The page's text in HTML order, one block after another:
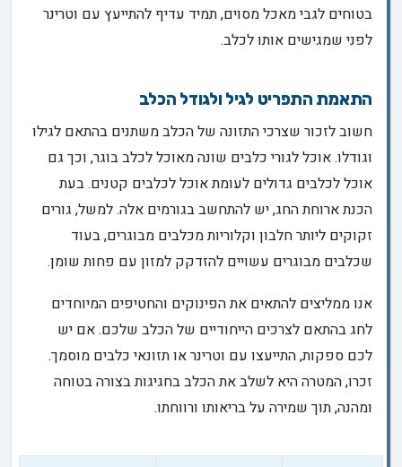
בטוחים לגבי מאכל מסוים, תמיד עדיף להתייעץ עם וטרינר
לפני שמגישים אותו לכלב.
התאמת התפריט לגיל ולגודל הכלב
חשוב לזכור שצרכי התזונה של הכלב משתנים בהתאם לגילו
וגודלו. אוכל לגורי כלבים שונה מאוכל לכלב בוגר, וכך גם
אוכל לכלבים גדולים לעומת אוכל לכלבים קטנים. בעת
הכנת ארוחת החג, יש להתחשב בגורמים אלה. למשל, גורים
זקוקים ליותר חלבון וקלוריות מכלבים מבוגרים, בעוד
שכלבים מבוגרים עשויים להזדקק למזון עם פחות שומן.
אנו ממליצים להתאים את הפינוקים והחטיפים המיוחדים
לחג בהתאם לצרכים הייחודיים של הכלב שלכם. אם יש
לכם ספקות, התייעצו עם וטרינר או תזונאי כלבים מוסמך.
זכרו, המטרה היא לשלב את הכלב בחגיגות בצורה בטוחה
ומהנה, תוך שמירה על בריאותו ורווחתו.